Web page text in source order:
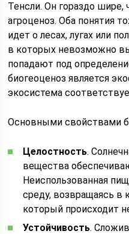
Тенсли. Он гораздо шире,
агроценоз. Оба понятия
идет о лесах, лугах или
в которых невозможно
попадают под
биогеоценоз является
экосистема
Основными свойствами
Целостность.
вещества
Неиспользованная
среду, возвращаясь в
который происходит
Устойчивость.